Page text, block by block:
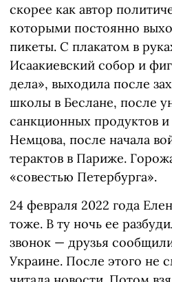
скорее как автор
которыми постоянно
пикеты. С плакатом в
Исаакиевский собор и
дела», выходила после
школы в Беслане, после
санкционных продуктов
Немцова, после начала
терактов в Париже.
«совестью Петербурга».
24 февраля 2022 года
тоже. В ту ночь ее
звонок — друзья
Украине. После этого не